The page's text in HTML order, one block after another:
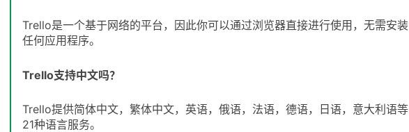
Trello是一个基于网络的平台，因此你可以通过浏览器直接进行使用，无需安装
任何应用程序。
Trello支持中文吗？
Trello提供简体中文，繁体中文，英语，俄语，法语，德语，日语，意大利语等
21种语言服务。